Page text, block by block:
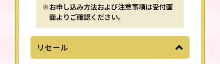
※お申し込み方法および注意事項は受付画
面よりご確認ください。
リセール